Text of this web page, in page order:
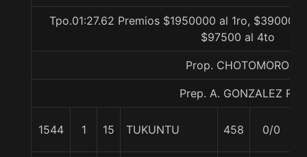
Tpo.01:27.62 Premios $1950000 al 1ro,
$97500 al 4to
Prop. CHOTOMORO
Prep. A. GONZALEZ R.
1544 1 15 TUKUNTU 458 0/0